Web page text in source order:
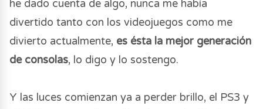
he dado cuenta de algo, nunca me había
divertido tanto con los videojuegos como me
divierto actualmente, es ésta la mejor generación
de consolas, lo digo y lo sostengo.
Y las luces comienzan ya a perder brillo, el PS3 y